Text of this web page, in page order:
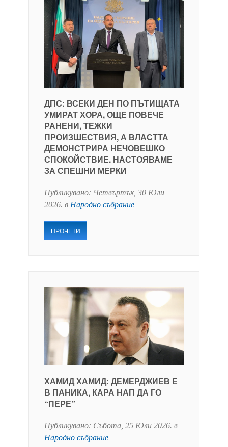
ДПС: ВСЕКИ ДЕН ПО ПЪТИЩАТА
УМИРАТ ХОРА, ОЩЕ ПОВЕЧЕ
РАНЕНИ, ТЕЖКИ
ПРОИЗШЕСТВИЯ, А ВЛАСТТА
ДЕМОНСТРИРА НЕЧОВЕШКО
СПОКОЙСТВИЕ. НАСТОЯВАМЕ
ЗА СПЕШНИ МЕРКИ
Публикувано: Четвъртък, 30 Юли
2026. в Народно събрание
ПРОЧЕТИ
ХАМИД ХАМИД: ДЕМЕРДЖИЕВ Е
В ПАНИКА, КАРА НАП ДА ГО
“ПЕРЕ”
Публикувано: Събота, 25 Юли 2026. в
Народно събрание